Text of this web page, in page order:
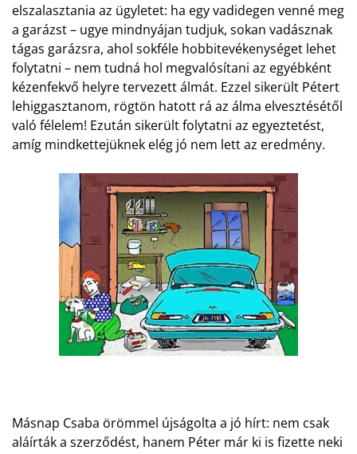
elszalasztania az ügyletet: ha egy vadidegen venné meg
a garázst – ugye mindnyájan tudjuk, sokan vadásznak
tágas garázsra, ahol sokféle hobbitevékenységet lehet
folytatni – nem tudná hol megvalósítani az egyébként
kézenfekvő helyre tervezett álmát. Ezzel sikerült Pétert
lehiggasztanom, rögtön hatott rá az álma elvesztésétől
való félelem! Ezután sikerült folytatni az egyeztetést,
amíg mindkettejüknek elég jó nem lett az eredmény.
Másnap Csaba örömmel újságolta a jó hírt: nem csak
aláírták a szerződést, hanem Péter már ki is fizette neki